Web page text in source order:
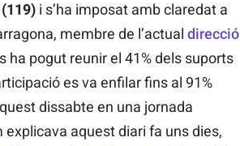
i s’ha imposat amb claredat a
membre de l’actual direcció
ha pogut reunir el 41% dels suports
es va enfilar fins al 91%
dissabte en una jornada
aquest diari fa uns dies,